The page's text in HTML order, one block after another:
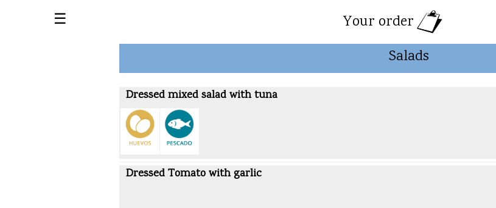
☰
Your order
Salads
Dressed mixed salad with tuna
Dressed Tomato with garlic